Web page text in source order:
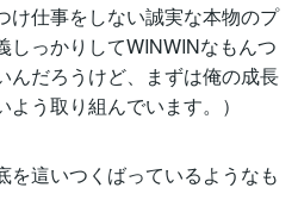
け仕事をしない誠実な本物のプ
しっかりしてWINWINなもんつ
んだろうけど、まずは俺の成長
う取り組んでいます。）
を這いつくばっているようなも